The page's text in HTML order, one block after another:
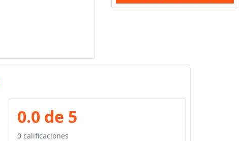
0.0 de 5
0 calificaciones